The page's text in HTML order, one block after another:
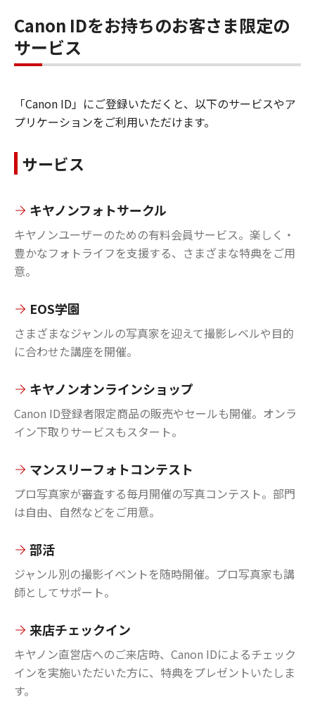
Canon IDをお持ちのお客さま限定の
サービス
「Canon ID」にご登録いただくと、以下のサービスやア
プリケーションをご利用いただけます。
サービス
キヤノンフォトサークル
キヤノンユーザーのための有料会員サービス。楽しく・
豊かなフォトライフを支援する、さまざまな特典をご用
意。
EOS学園
さまざまなジャンルの写真家を迎えて撮影レベルや目的
に合わせた講座を開催。
キヤノンオンラインショップ
Canon ID登録者限定商品の販売やセールも開催。オンラ
イン下取りサービスもスタート。
マンスリーフォトコンテスト
プロ写真家が審査する毎月開催の写真コンテスト。部門
は自由、自然などをご用意。
部活
ジャンル別の撮影イベントを随時開催。プロ写真家も講
師としてサポート。
来店チェックイン
キヤノン直営店へのご来店時、Canon IDによるチェック
インを実施いただいた方に、特典をプレゼントいたしま
す。